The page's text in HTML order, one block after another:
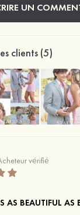
UN
clients (5)
vérifié
AS BEAUTIFUL AS